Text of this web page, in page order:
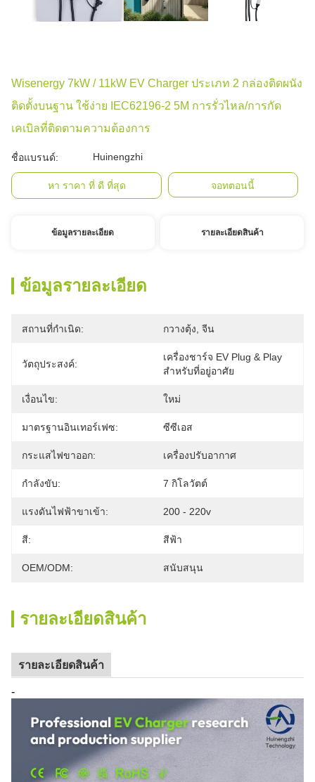
Wisenergy 7kW / 11kW EV Charger ประเภท 2 กล่องติดผนัง
ติดตั้งบนฐาน ใช้ง่าย IEC62196-2 5M การรั่วไหล/การกัด
เคเบิลที่ติดตามความต้องการ
ชื่อแบรนด์: Huinengzhi
หา ราคา ที่ ดี ที่สุด จอทตอนนี้
ข้อมูลรายละเอียด รายละเอียดสินค้า
ข้อมูลรายละเอียด
สถานที่กำเนิด: กวางตุ้ง, จีน
วัตถุประสงค์:
เครื่องชาร์จ EV Plug & Play
สำหรับที่อยู่อาศัย
เงื่อนไข: ใหม่
มาตรฐานอินเทอร์เฟซ: ซีซีเอส
กระแสไฟขาออก: เครื่องปรับอากาศ
กำลังขับ: 7 กิโลวัตต์
แรงดันไฟฟ้าขาเข้า: 200 - 220v
สี: สีฟ้า
OEM/ODM: สนับสนุน
รายละเอียดสินค้า
รายละเอียดสินค้า
-